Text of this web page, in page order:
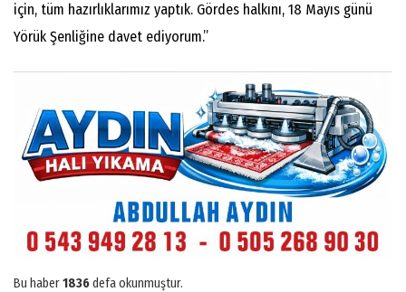
için, tüm hazırlıklarımız yaptık. Gördes halkını, 18 Mayıs günü
Yörük Şenliğine davet ediyorum.”
Bu haber1836defa okunmuştur.